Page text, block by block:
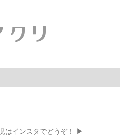
クリ
はインスタでどうぞ！ ▶